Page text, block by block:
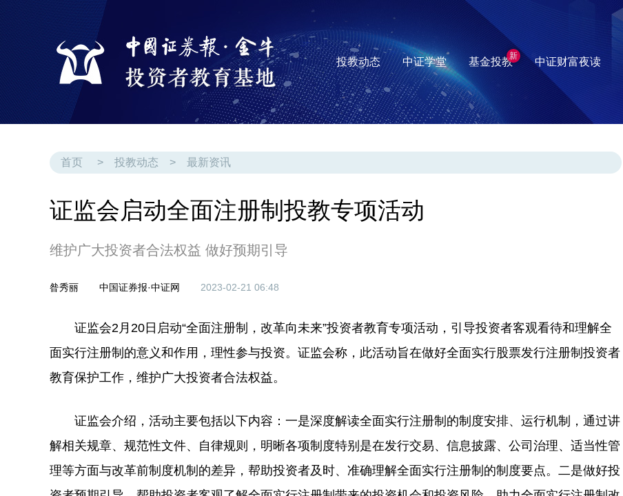
投教动态 中证学堂 基金投教新 中证财富夜读
首页 > 投教动态 > 最新资讯
证监会启动全面注册制投教专项活动
维护广大投资者合法权益 做好预期引导
昝秀丽 中国证券报·中证网 2023-02-21 06:48
证监会2月20日启动“全面注册制，改革向未来”投资者教育专项活动，引导投资者客观看待和理解全
面实行注册制的意义和作用，理性参与投资。证监会称，此活动旨在做好全面实行股票发行注册制投资者
教育保护工作，维护广大投资者合法权益。
证监会介绍，活动主要包括以下内容：一是深度解读全面实行注册制的制度安排、运行机制，通过讲
解相关规章、规范性文件、自律规则，明晰各项制度特别是在发行交易、信息披露、公司治理、适当性管
理等方面与改革前制度机制的差异，帮助投资者及时、准确理解全面实行注册制的制度要点。二是做好投